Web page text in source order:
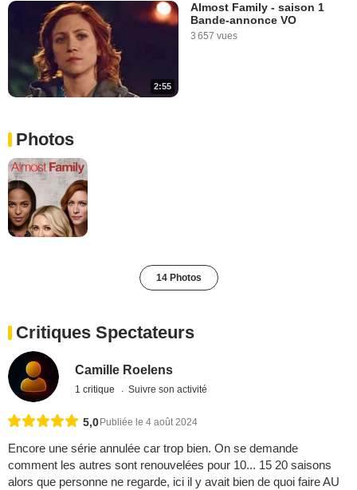
2:55
Almost Family - saison 1
Bande-annonce VO
3 657 vues
Photos
14 Photos
Critiques Spectateurs
Camille Roelens
1 critique Suivre son activité
5,0 Publiée le 4 août 2024
Encore une série annulée car trop bien. On se demande
comment les autres sont renouvelées pour 10... 15 20 saisons
alors que personne ne regarde, ici il y avait bien de quoi faire AU